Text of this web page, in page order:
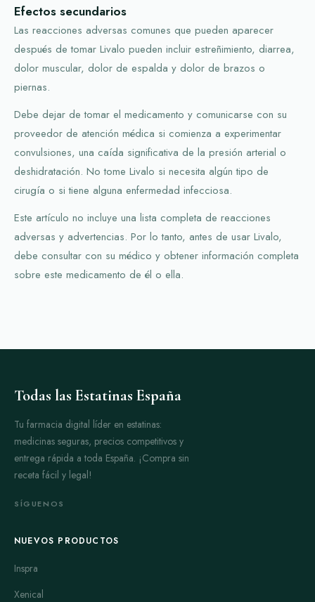
Efectos secundarios
Las reacciones adversas comunes que pueden aparecer
después de tomar Livalo pueden incluir estreñimiento, diarrea,
dolor muscular, dolor de espalda y dolor de brazos o
piernas.
Debe dejar de tomar el medicamento y comunicarse con su
proveedor de atención médica si comienza a experimentar
convulsiones, una caída significativa de la presión arterial o
deshidratación. No tome Livalo si necesita algún tipo de
cirugía o si tiene alguna enfermedad infecciosa.
Este artículo no incluye una lista completa de reacciones
adversas y advertencias. Por lo tanto, antes de usar Livalo,
debe consultar con su médico y obtener información completa
sobre este medicamento de él o ella.
Todas las Estatinas España
Tu farmacia digital líder en estatinas:
medicinas seguras, precios competitivos y
entrega rápida a toda España. ¡Compra sin
receta fácil y legal!
SÍGUENOS
NUEVOS PRODUCTOS
Inspra
Xenical